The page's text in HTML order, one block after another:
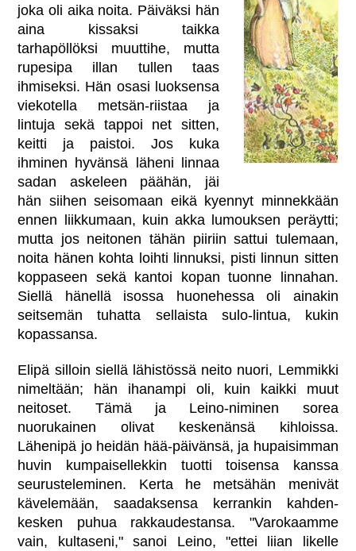
joka oli aika noita. Päiväksi hän
aina kissaksi taikka
tarhapöllöksi muuttihe, mutta
rupesipa illan tullen taas
ihmiseksi. Hän osasi luoksensa
viekotella metsän-riistaa ja
lintuja sekä tappoi net sitten,
keitti ja paistoi. Jos kuka
ihminen hyvänsä läheni linnaa
sadan askeleen päähän, jäi
hän siihen seisomaan eikä kyennyt minnekkään
ennen liikkumaan, kuin akka lumouksen peräytti;
mutta jos neitonen tähän piiriin sattui tulemaan,
noita hänen kohta loihti linnuksi, pisti linnun sitten
koppaseen sekä kantoi kopan tuonne linnahan.
Siellä hänellä isossa huonehessa oli ainakin
seitsemän tuhatta sellaista sulo-lintua, kukin
kopassansa.
Elipä silloin siellä lähistössä neito nuori, Lemmikki
nimeltään; hän ihanampi oli, kuin kaikki muut
neitoset. Tämä ja Leino-niminen sorea
nuorukainen olivat keskenänsä kihloissa.
Lähenipä jo heidän hää-päivänsä, ja hupaisimman
huvin kumpaisellekkin tuotti toisensa kanssa
seurusteleminen. Kerta he metsähän menivät
kävelemään, saadaksensa kerrankin kahden-
kesken puhua rakkaudestansa. "Varokaamme
vain, kultaseni," sanoi Leino, "ettei liian likelle